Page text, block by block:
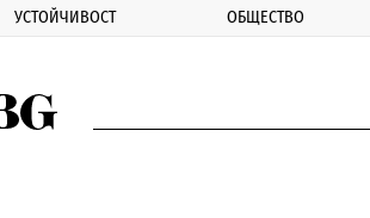
УСТОЙЧИВОСТ ОБЩЕСТВО